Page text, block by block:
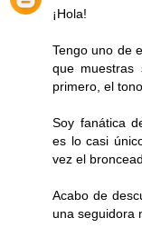
¡Hola!
Tengo uno de
que muestras
primero, el
Soy fanática
es lo casi
vez el
Acabo de
una seguidora